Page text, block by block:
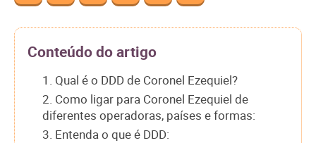
Conteúdo do artigo
1. Qual é o DDD de Coronel Ezequiel?
2. Como ligar para Coronel Ezequiel de
diferentes operadoras, países e formas:
3. Entenda o que é DDD: